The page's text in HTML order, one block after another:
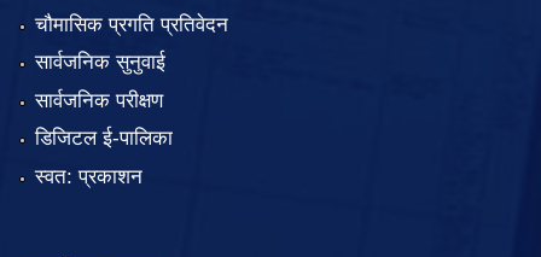
चौमासिक प्रगति प्रतिवेदन
सार्वजनिक सुनुवाई
सार्वजनिक परीक्षण
डिजिटल ई-पालिका
स्वत: प्रकाशन